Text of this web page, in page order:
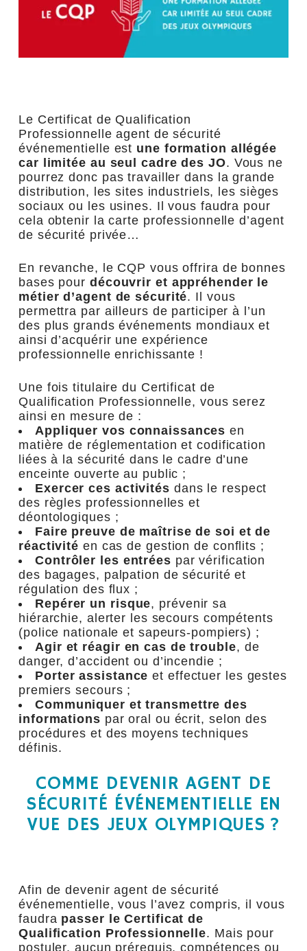
Le Certificat de Qualification
Professionnelle agent de sécurité
événementielle est une formation allégée
car limitée au seul cadre des JO. Vous ne
pourrez donc pas travailler dans la grande
distribution, les sites industriels, les sièges
sociaux ou les usines. Il vous faudra pour
cela obtenir la carte professionnelle d’agent
de sécurité privée…
En revanche, le CQP vous offrira de bonnes
bases pour découvrir et appréhender le
métier d’agent de sécurité. Il vous
permettra par ailleurs de participer à l’un
des plus grands événements mondiaux et
ainsi d’acquérir une expérience
professionnelle enrichissante !
Une fois titulaire du Certificat de
Qualification Professionnelle, vous serez
ainsi en mesure de :
Appliquer vos connaissances en
matière de réglementation et codification
liées à la sécurité dans le cadre d’une
enceinte ouverte au public ;
Exercer ces activités dans le respect
des règles professionnelles et
déontologiques ;
Faire preuve de maîtrise de soi et de
réactivité en cas de gestion de conflits ;
Contrôler les entrées par vérification
des bagages, palpation de sécurité et
régulation des flux ;
Repérer un risque, prévenir sa
hiérarchie, alerter les secours compétents
(police nationale et sapeurs-pompiers) ;
Agir et réagir en cas de trouble, de
danger, d’accident ou d’incendie ;
Porter assistance et effectuer les gestes
premiers secours ;
Communiquer et transmettre des
informations par oral ou écrit, selon des
procédures et des moyens techniques
définis.
COMME DEVENIR AGENT DE
SÉCURITÉ ÉVÉNEMENTIELLE EN
VUE DES JEUX OLYMPIQUES ?
Afin de devenir agent de sécurité
événementielle, vous l’avez compris, il vous
faudra passer le Certificat de
Qualification Professionnelle. Mais pour
postuler, aucun prérequis, compétences ou